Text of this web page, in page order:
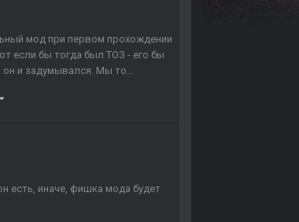
мод при первом прохождении
если бы тогда был ТОЗ - его бы
он и задумывался. Мы то...
есть, иначе, фишка мода будет